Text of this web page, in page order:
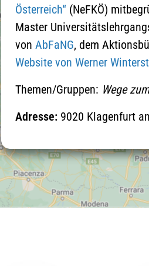
Österreich“ (NeFKÖ)
Master
von AbFaNG, dem
Website von Werner
Themen/Gruppen: Wege
Adresse: 9020 Klagenfurt